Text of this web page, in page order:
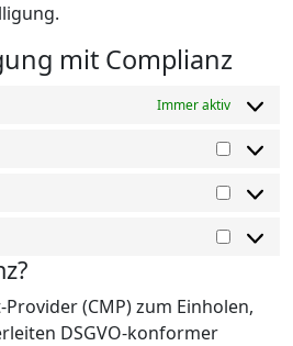
mit Complianz
Immer aktiv
(CMP) zum Einholen,
DSGVO-konformer